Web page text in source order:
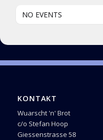
NO EVENTS
KONTAKT
Wuarscht 'n' Brot
c/o Stefan Hoop
Giessenstrasse 58